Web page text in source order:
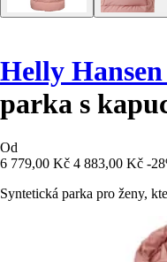
Helly Hansen
parka s
Od
6 779,00 Kč 4 883,00 Kč -
Syntetická parka pro ženy,